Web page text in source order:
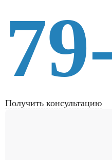
Получить консультацию